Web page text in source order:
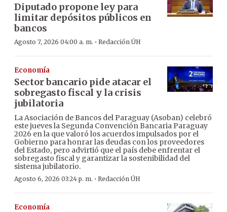
Diputado propone ley para
limitar depósitos públicos en
bancos
Agosto 7, 2026 04:00 a. m. · Redacción ÚH
Economía
Sector bancario pide atacar el
sobregasto fiscal y la crisis
jubilatoria
La Asociación de Bancos del Paraguay (Asoban) celebró
este jueves la Segunda Convención Bancaria Paraguay
2026 en la que valoró los acuerdos impulsados por el
Gobierno para honrar las deudas con los proveedores
del Estado, pero advirtió que el país debe enfrentar el
sobregasto fiscal y garantizar la sostenibilidad del
sistema jubilatorio.
Agosto 6, 2026 03:24 p. m. · Redacción ÚH
Economía